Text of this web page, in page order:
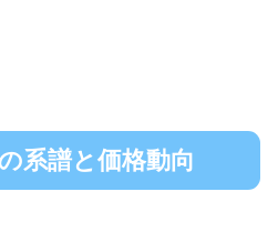
系譜と価格動向